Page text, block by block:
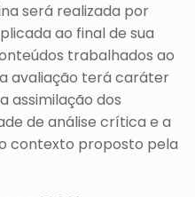
será realizada por
ao final de sua
trabalhados ao
avaliação terá caráter
assimilação dos
de análise crítica e a
contexto proposto pela